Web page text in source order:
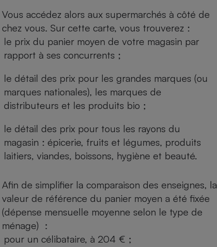
Vous accédez alors aux supermarchés à côté de
chez vous. Sur cette carte, vous trouverez :
le prix du panier moyen de votre magasin par
rapport à ses concurrents ;
le détail des prix pour les grandes marques (ou
marques nationales), les marques de
distributeurs et les produits bio ;
le détail des prix pour tous les rayons du
magasin : épicerie, fruits et légumes, produits
laitiers, viandes, boissons, hygiène et beauté.
Afin de simplifier la comparaison des enseignes, la
valeur de référence du panier moyen a été fixée
(dépense mensuelle moyenne selon le type de
ménage) :
pour un célibataire, à 204 € ;